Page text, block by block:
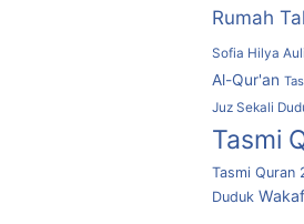
Rumah
Sofia Hilya
Al-Qur'an
Juz Sekali
Tasmi
Tasmi Quran
Duduk